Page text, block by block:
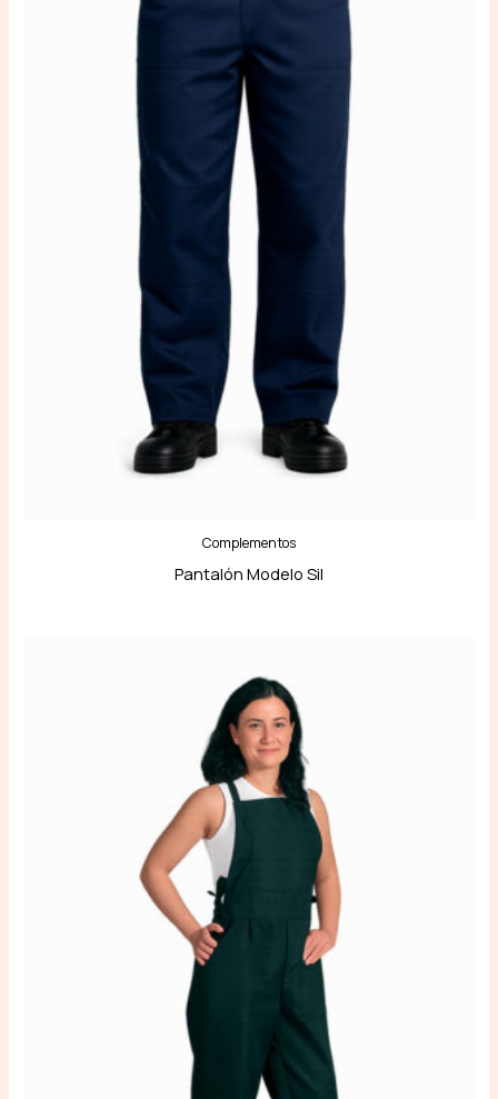
Complementos
Pantalón Modelo Sil